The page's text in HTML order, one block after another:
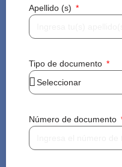
Apellido (s)
Tipo de documento
Número de documento